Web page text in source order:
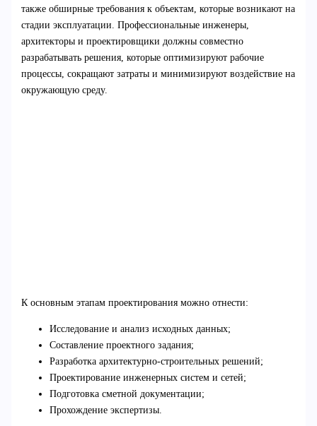
также обширные требования к объектам, которые возникают на
стадии эксплуатации. Профессиональные инженеры,
архитекторы и проектировщики должны совместно
разрабатывать решения, которые оптимизируют рабочие
процессы, сокращают затраты и минимизируют воздействие на
окружающую среду.
К основным этапам проектирования можно отнести:
Исследование и анализ исходных данных;
Составление проектного задания;
Разработка архитектурно-строительных решений;
Проектирование инженерных систем и сетей;
Подготовка сметной документации;
Прохождение экспертизы.